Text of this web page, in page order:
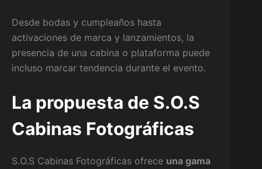
Desde bodas y cumpleaños hasta
activaciones de marca y lanzamientos, la
presencia de una cabina o plataforma puede
incluso marcar tendencia durante el evento.
La propuesta de S.O.S
Cabinas Fotográficas
S.O.S Cabinas Fotográficas ofrece una gama